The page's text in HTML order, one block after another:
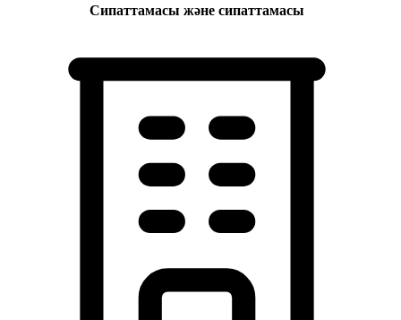
Сипаттамасы және сипаттамасы